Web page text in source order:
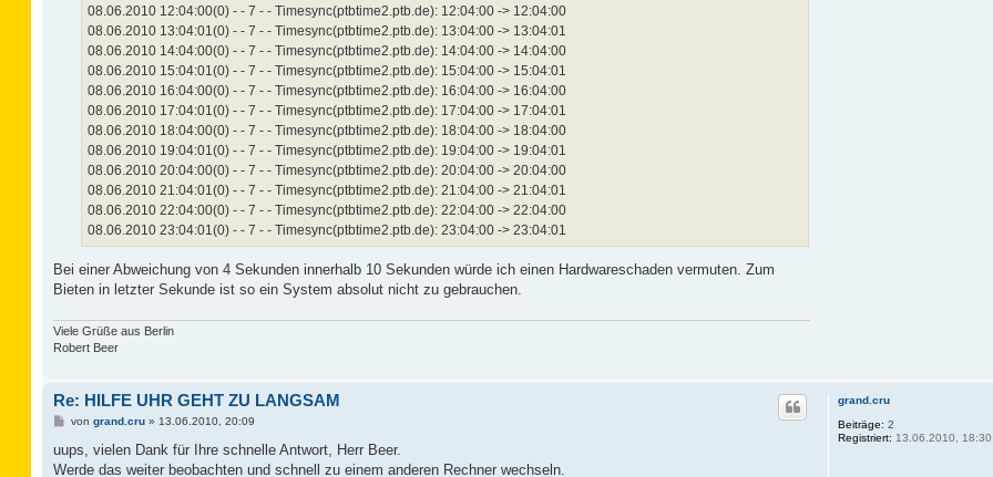
08.06.2010 12:04:00(0) - - 7 - - Timesync(ptbtime2.ptb.de): 12:04:00 -> 12:04:00
08.06.2010 13:04:01(0) - - 7 - - Timesync(ptbtime2.ptb.de): 13:04:00 -> 13:04:01
08.06.2010 14:04:00(0) - - 7 - - Timesync(ptbtime2.ptb.de): 14:04:00 -> 14:04:00
08.06.2010 15:04:01(0) - - 7 - - Timesync(ptbtime2.ptb.de): 15:04:00 -> 15:04:01
08.06.2010 16:04:00(0) - - 7 - - Timesync(ptbtime2.ptb.de): 16:04:00 -> 16:04:00
08.06.2010 17:04:01(0) - - 7 - - Timesync(ptbtime2.ptb.de): 17:04:00 -> 17:04:01
08.06.2010 18:04:00(0) - - 7 - - Timesync(ptbtime2.ptb.de): 18:04:00 -> 18:04:00
08.06.2010 19:04:01(0) - - 7 - - Timesync(ptbtime2.ptb.de): 19:04:00 -> 19:04:01
08.06.2010 20:04:00(0) - - 7 - - Timesync(ptbtime2.ptb.de): 20:04:00 -> 20:04:00
08.06.2010 21:04:01(0) - - 7 - - Timesync(ptbtime2.ptb.de): 21:04:00 -> 21:04:01
08.06.2010 22:04:00(0) - - 7 - - Timesync(ptbtime2.ptb.de): 22:04:00 -> 22:04:00
08.06.2010 23:04:01(0) - - 7 - - Timesync(ptbtime2.ptb.de): 23:04:00 -> 23:04:01
Bei einer Abweichung von 4 Sekunden innerhalb 10 Sekunden würde ich einen Hardwareschaden vermuten. Zum
Bieten in letzter Sekunde ist so ein System absolut nicht zu gebrauchen.
Viele Grüße aus Berlin
Robert Beer
grand.cru
Beiträge: 2
Registriert: 13.06.2010, 18:30
Re: HILFE UHR GEHT ZU LANGSAM
B
i
t
r
von grand.cru» 13.06.2010, 20:09
uups, vielen Dank für Ihre schnelle Antwort, Herr Beer.
Werde das weiter beobachten und schnell zu einem anderen Rechner wechseln.